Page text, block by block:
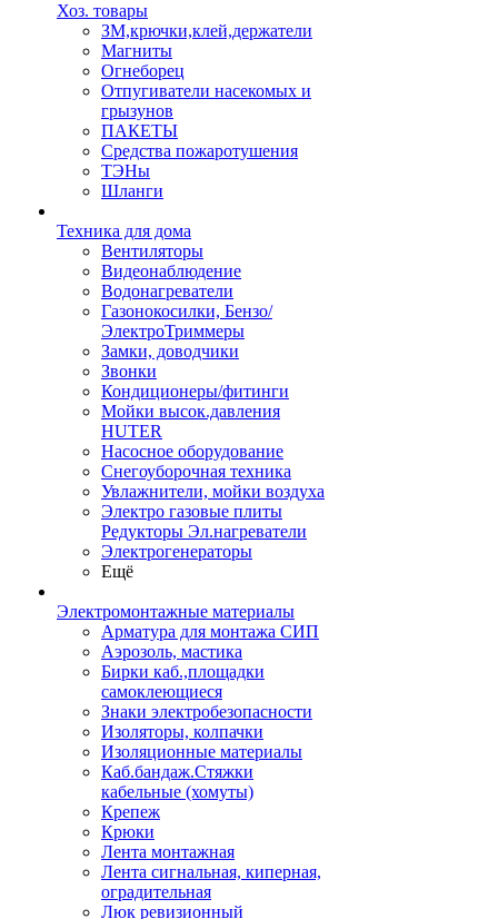
Хоз. товары
ЗМ,крючки,клей,держатели
Магниты
Огнеборец
Отпугиватели насекомых и
грызунов
ПАКЕТЫ
Средства пожаротушения
ТЭНы
Шланги
Техника для дома
Вентиляторы
Видеонаблюдение
Водонагреватели
Газонокосилки, Бензо/
ЭлектроТриммеры
Замки, доводчики
Звонки
Кондиционеры/фитинги
Мойки высок.давления
HUTER
Насосное оборудование
Снегоуборочная техника
Увлажнители, мойки воздуха
Электро газовые плиты
Редукторы Эл.нагреватели
Электрогенераторы
Ещё
Электромонтажные материалы
Арматура для монтажа СИП
Аэрозоль, мастика
Бирки каб.,площадки
самоклеющиеся
Знаки электробезопасности
Изоляторы, колпачки
Изоляционные материалы
Каб.бандаж.Стяжки
кабельные (хомуты)
Крепеж
Крюки
Лента монтажная
Лента сигнальная, киперная,
оградительная
Люк ревизионный